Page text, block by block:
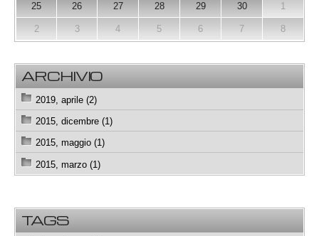
25 26 27 28 29 30 1
2 3 4 5 6 7 8
ARCHIVIO
2019, aprile (2)
2015, dicembre (1)
2015, maggio (1)
2015, marzo (1)
TAGS